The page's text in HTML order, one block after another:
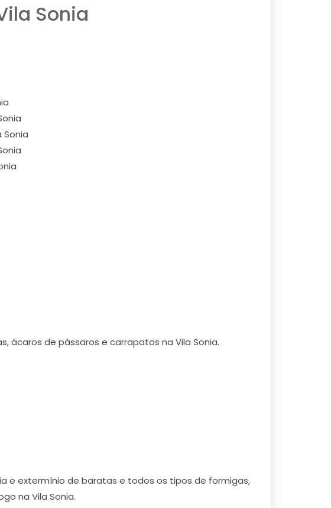
Sonia
Sonia
ácaros de pássaros e carrapatos na Vila Sonia.
e extermínio de baratas e todos os tipos de formigas,
na Vila Sonia.